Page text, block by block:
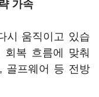
가속
시 움직이고 있습
회복 흐름에 맞춰
골프웨어 등 전방